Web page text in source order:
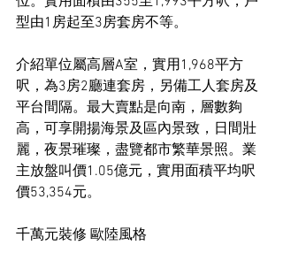
型由1房起至3房套房不等。
介紹單位屬高層A室，實用1,968平方
呎，為3房2廳連套房，另備工人套房及
平台間隔。最大賣點是向南，層數夠
高，可享開揚海景及區內景致，日間壯
麗，夜景璀璨，盡覽都市繁華景照。業
主放盤叫價1.05億元，實用面積平均呎
價53,354元。
千萬元裝修 歐陸風格